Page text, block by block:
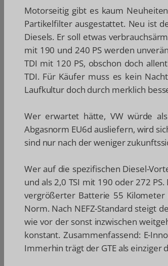
Motorseitig gibt es kaum
Partikelfilter ausgestattet. Neu ist
Diesels. Er soll etwas
mit 190 und 240 PS werden
TDI mit 120 PS, obschon doch
TDI. Für Käufer muss es kein
Laufkultur doch durch merklich
Wer erwartet hätte, VW würde
Abgasnorm EU6d ausliefern, wird
sind nur nach der weniger
Wer auf die spezifischen Diesel-
und als 2,0 TSI mit 190 oder 272
vergrößerter Batterie 55
Norm. Nach NEFZ-Standard steigt
wie vor der sonst inzwischen
konstant. Zusammenfassend: E-
Immerhin trägt der GTE als einziger